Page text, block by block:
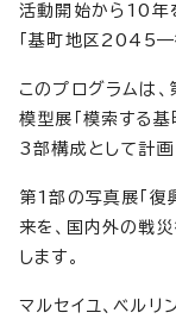
活動開始から10年
「基町地区2045—
このプログラムは
模型展「模索する基
3部構成として計画
第1部の写真展「復
来を、国内外の戦
します。
マルセイユ、ベルリ